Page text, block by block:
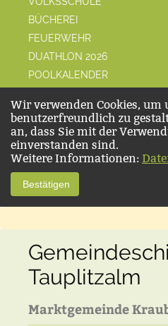
BÜCHEREI
FEUERWEHR
DUATHLON 2026
POOLKALENDER
Wir verwenden Cookies, um
benutzerfreundlich zu
an, dass Sie mit der
einverstanden sind.
Weitere Informationen:
Bestätigen
Tauplitzalm
Marktgemeinde